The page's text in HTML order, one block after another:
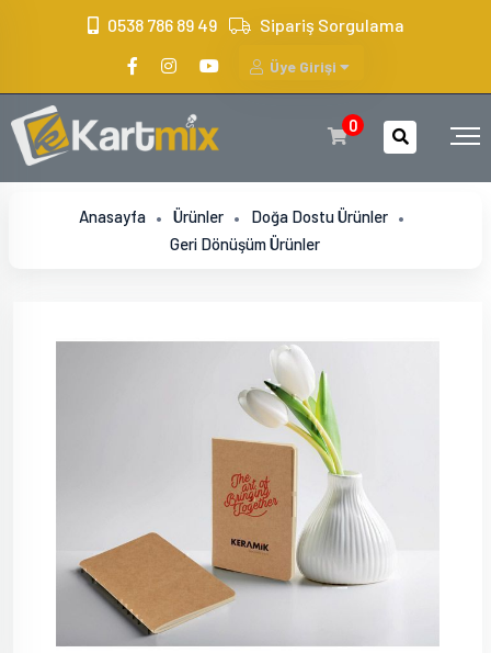
0538 786 89 49 Sipariş Sorgulama
Üye Girişi
0
Anasayfa Ürünler
Doğa Dostu Ürünler
Geri Dönüşüm Ürünler